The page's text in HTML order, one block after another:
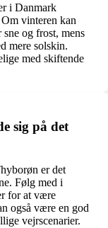
i Danmark
vinteren kan
og frost, mens
mere solskin.
med skiftende
sig på det
er det
Følg med i
for at være
også være en god
vejrscenarier.